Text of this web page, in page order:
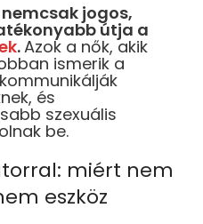
jogos,
útja a
.Azok a nők, akik
ismerik a
és
szexuális
be.
miért nem
eszköz